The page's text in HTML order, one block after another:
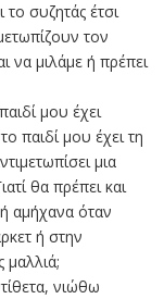
συζητάς έτσι
τον
να μιλάμε ή πρέπει
μου έχει
παιδί μου έχει τη
μια
θα πρέπει και
αμήχανα όταν
ή στην
μαλλιά;
νιώθω